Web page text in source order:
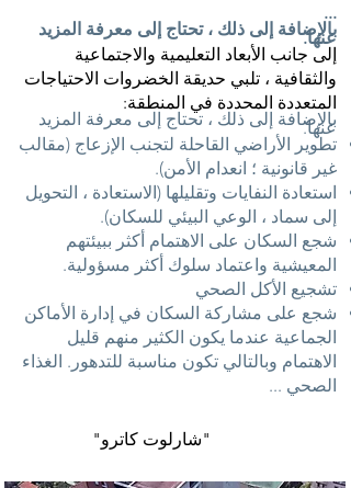
...
بالإضافة إلى ذلك ، تحتاج إلى معرفة المزيد
عنها.
إلى جانب الأبعاد التعليمية والاجتماعية
والثقافية ، تلبي حديقة الخضروات الاحتياجات
المتعددة المحددة في المنطقة:
بالإضافة إلى ذلك ، تحتاج إلى معرفة المزيد
عنها.
تطوير الأراضي القاحلة لتجنب الإزعاج (مقالب
غير قانونية ؛ انعدام الأمن).
استعادة النفايات وتقليلها (الاستعادة ، التحويل
إلى سماد ، الوعي البيئي للسكان).
شجع السكان على الاهتمام أكثر ببيئتهم
المعيشية واعتماد سلوك أكثر مسؤولية.
تشجيع الأكل الصحي
شجع على مشاركة السكان في إدارة الأماكن
الجماعية عندما يكون الكثير منهم قليل
الاهتمام وبالتالي تكون مناسبة للتدهور. الغذاء
الصحي ...
"شارلوت كاترو"